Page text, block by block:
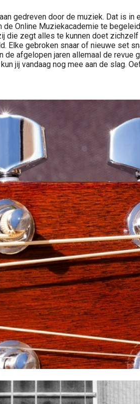
gedreven door de muziek. Dat is
Online Muziekacademie te
die zegt alles te kunnen doet
Elke gebroken snaar of nieuwe set
de afgelopen jaren allemaal de
jij vandaag nog mee aan de slag.